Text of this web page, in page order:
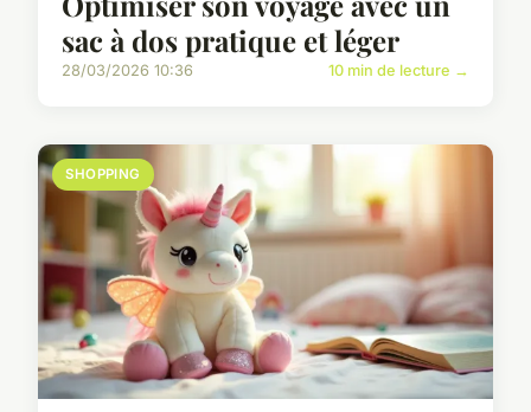
sac à dos pratique et léger
28/03/2026 10:36 10 min de lecture →
SHOPPING